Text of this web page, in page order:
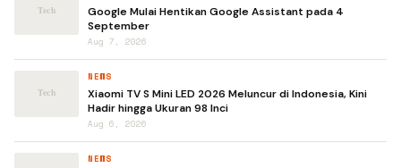
Google Mulai Hentikan Google Assistant pada 4
September
Aug 7, 2026
NEWS
Xiaomi TV S Mini LED 2026 Meluncur di Indonesia, Kini
Hadir hingga Ukuran 98 Inci
Aug 6, 2026
NEWS